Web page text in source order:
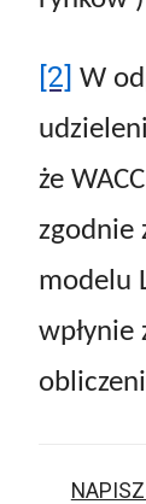
[2] W
że
zgodnie
modelu
wpłynie